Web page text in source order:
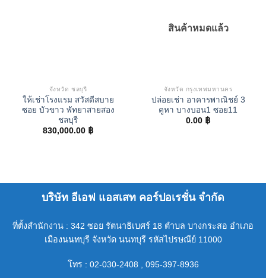
จังหวัด ชลบุรี
ให้เช่าโรงแรม สวัสดีสบาย
ซอย บัวขาว พัทยาสายสอง
ชลบุรี
830,000.00 ฿
สินค้าหมดแล้ว
จังหวัด กรุงเทพมหานคร
ปล่อยเช่า อาคารพาณิชย์ 3
คูหา บางบอน1 ซอย11
0.00 ฿
บริษัท อีเอฟ แอสเสท คอร์ปอเรชั่น จำกัด
ที่ตั้งสำนักงาน : 342 ซอย รัตนาธิเบศร์ 18 ตำบล บางกระสอ อำเภอ
เมืองนนทบุรี จังหวัด นนทบุรี รหัสไปรษณีย์ 11000
โทร : 02-030-2408 , 095-397-8936